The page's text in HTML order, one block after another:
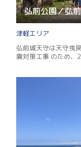
弘前公園／弘
津軽
弘前城天守は天守曳
震対策工事 のため